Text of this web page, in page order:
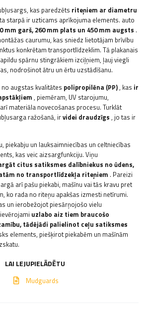
kas paredzēts riteņiem ar diametru
starpā ir uzticams aprīkojuma elements. auto
mm garš, 260 mm plats un 450 mm augsts .
caurumu, kas sniedz lietotājam brīvību
konkrētam transportlīdzeklim. Tā plakanais
spārnu stingrākiem izciļņiem, ļauj viegli
nodrošinot ātru un ērtu uzstādīšanu.
augstas kvalitātes polipropilēna (PP), kas ir
, piemēram, UV starojumu,
materiāla novecošanas procesu. Turklāt
ražošanā, irvidei draudzīgs , jo tas ir
piekabju un lauksaimniecības un celtniecības
kas veic aizsargfunkciju. Viņu
citus satiksmes dalībniekus no ūdens,
no transportlīdzekļa riteņiem . Pareizi
arī pašu piekabi, mašīnu vai tās kravu pret
ko rada no riteņu apakšas izmesti netīrumi.
un ierobežojot piesārņojošo vielu
uzlabo aiz tiem braucošo
tādējādi palielinot ceļu satiksmes
elements, piešķirot piekabēm un mašīnām
LAI LEJUPIELĀDĒTU
Mudguards